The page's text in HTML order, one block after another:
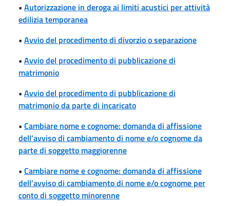
• Autorizzazione in deroga ai limiti acustici per attività
edilizia temporanea
• Avvio del procedimento di divorzio o separazione
• Avvio del procedimento di pubblicazione di
matrimonio
• Avvio del procedimento di pubblicazione di
matrimonio da parte di incaricato
• Cambiare nome e cognome: domanda di affissione
dell’avviso di cambiamento di nome e/o cognome da
parte di soggetto maggiorenne
• Cambiare nome e cognome: domanda di affissione
dell’avviso di cambiamento di nome e/o cognome per
conto di soggetto minorenne